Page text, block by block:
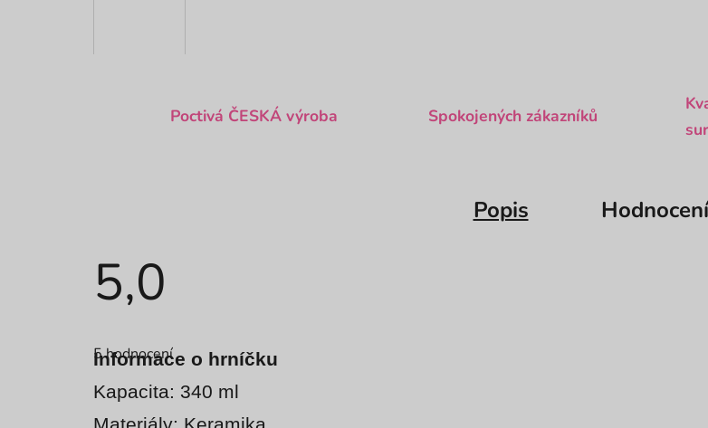
Poctivá ČESKÁ výroba Spokojených zákazníků
Popis
5,0
produktu
je
5,0
z
5
5 hodnocení
Informace o hrníčku
Kapacita: 340 ml